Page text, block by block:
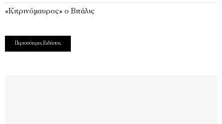
«Κιτρινόμαυρος» ο Βιτάλις
Περισσότερες Ειδήσεις